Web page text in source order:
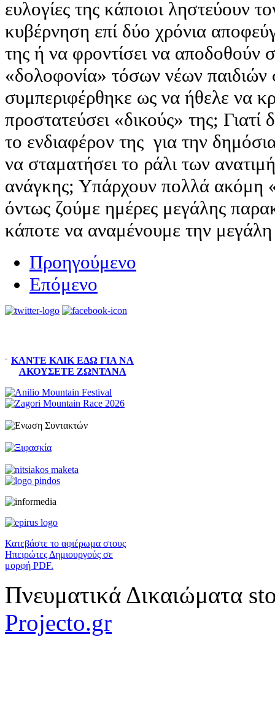
ευλογίες της κάποιοι ληστεύουν
κυβέρνηση επί δύο χρόνια
της ή να φροντίσει να αποδοθούν
«δολοφονία» τόσων νέων παιδιών
συμπεριφέρθηκε ως να ήθελε να
προστατεύσει «δικούς» της; Γιατί
το ενδιαφέρον της για την
να σταματήσει το ράλι των
ανάγκης; Υπάρχουν πολλά ακόμη
όντως ζούμε ημέρες μεγάλης
κάποτε να αναμένουμε την
Προηγούμενο
Επόμενο
ΚΆΝΤΕ ΚΛΙΚ ΕΔΏ ΓΙΑ ΝΑ
ΑΚΟΎΣΕΤΕ ΖΩΝΤΑΝΆ
Κατεβάστε το αφιέρωμα στους
Ηπειρώτες Δημιουργούς σε
μορφή PDF.
Πνευματικά Δικαιώματα
Projecto.gr